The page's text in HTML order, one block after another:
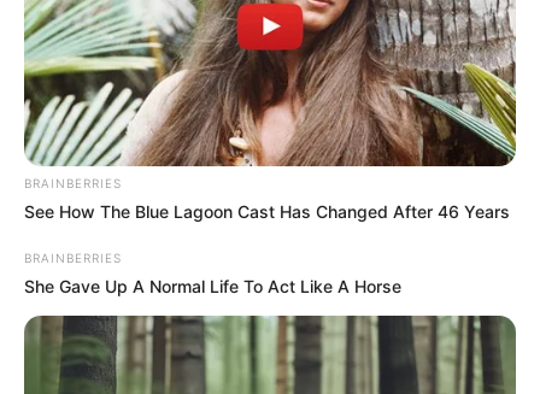
બિલબોર્ડની ઊંચાઈ 100 ફૂટથી વધુ હતી. આવી
સ્થિતિમાં હોર્ડિંગના બાંધકામ દરમિયાન પાયો મજબૂત
બનાવવો જોઈતો હતો. બિલબોર્ડની ઊંચાઈ 100 ફૂટથી
વધુ હતી, તેથી ફાઉન્ડેશન જમીનમાં ઓછામાં ઓછું 7-8
મીટર ઊંડું હોવું જોઈએ, પરંતુ આ કિસ્સામાં ફાઉન્ડેશન
માત્ર 3 મીટરથી ઓછું હતું.
ફાઉન્ડેશન સંપૂર્ણપણે કોંક્રિટ મટિરિયલથી બનાવવું
માટી અને મોટા પથ્થરોનો ઉપયોગ કરવામાં આવ્યો
હતો. કોંક્રિટનો ઉપયોગ બહુ ઓછો થતો હતો. જો
ફાઉન્ડેશનમાં સારી કોંક્રીટ સામગ્રીનો ઉપયોગ
કરવામાં આવ્યો હોત, તો કદાચ ભારે વાવાઝોડા
દરમિયાન બિલબોર્ડ ઉખડી ગયું ન હોત.
BRAINBERRIES
See How The Blue Lagoon Cast Has Changed After 46 Years
BRAINBERRIES
She Gave Up A Normal Life To Act Like A Horse